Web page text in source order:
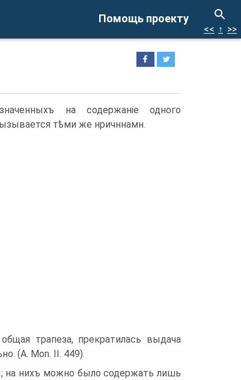
Помощь проекту
<< ↑ >>
на содержаніе одного
тѣми же нричннамн.
трапеза, прекратилась выдача
(A. Mon. II. 449).
на нихъ можно было содержать лишь